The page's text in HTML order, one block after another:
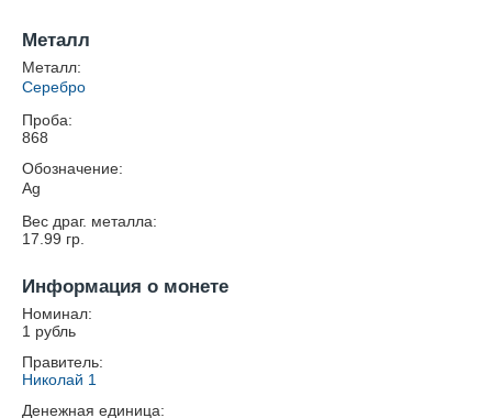
Металл
Металл:
Серебро
Проба:
868
Обозначение:
Ag
Вес драг. металла:
17.99 гр.
Информация о монете
Номинал:
1 рубль
Правитель:
Николай 1
Денежная единица: